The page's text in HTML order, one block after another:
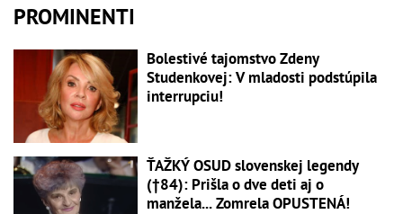
PROMINENTI
Bolestivé tajomstvo Zdeny
Studenkovej: V mladosti podstúpila
interrupciu!
ŤAŽKÝ OSUD slovenskej legendy
(†84): Prišla o dve deti aj o
manžela... Zomrela OPUSTENÁ!